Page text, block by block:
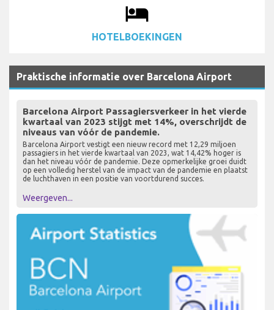
local_hotel
HOTELBOEKINGEN
Praktische informatie over Barcelona Airport
Barcelona Airport Passagiersverkeer in het vierde
kwartaal van 2023 stijgt met 14%, overschrijdt de
niveaus van vóór de pandemie.
Barcelona Airport vestigt een nieuw record met 12,29 miljoen
passagiers in het vierde kwartaal van 2023, wat 14,42% hoger is
dan het niveau vóór de pandemie. Deze opmerkelijke groei duidt
op een volledig herstel van de impact van de pandemie en plaatst
de luchthaven in een positie van voortdurend succes.